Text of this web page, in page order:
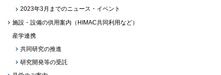
2023年3月までのニュース・イベント
施設・設備の供用案内（HIMAC共同利用など）
産学連携
共同研究の推進
研究開発等の受託